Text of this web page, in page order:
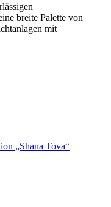
breite Palette von
mit
„Shana Tova“